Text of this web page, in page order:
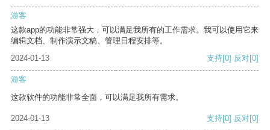
游客
这款app的功能非常强大，可以满足我所有的工作需求。我可以使用它来
编辑文档、制作演示文稿、管理日程安排等。
2024-01-13
支持[0] 反对[0]
游客
这款软件的功能非常全面，可以满足我所有需求。
2024-01-13 支持[0] 反对[0]